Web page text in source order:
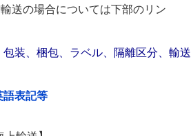
送の場合については下部のリン
装、梱包、ラベル、隔離区分、輸送
語表記等